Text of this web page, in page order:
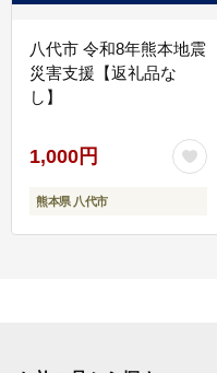
八代市 令和8年熊本地震
災害支援【返礼品な
し】
1,000円
熊本県 八代市